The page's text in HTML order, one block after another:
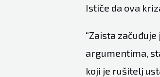
Ističe da ova
“Zaista
argumentima,
koji je rušitelj